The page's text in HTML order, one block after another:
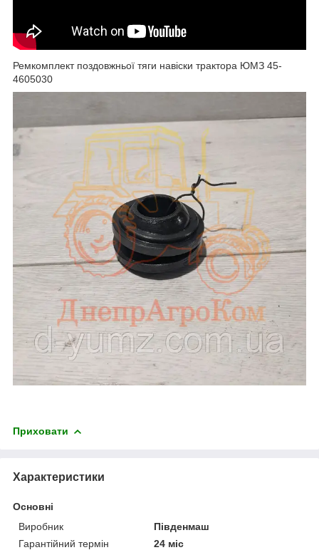
Ремкомплект поздовжньої тяги навіски трактора ЮМЗ 45-
4605030
Приховати
Характеристики
Основні
Виробник
Південмаш
Гарантійний термін
24 міс